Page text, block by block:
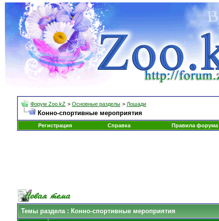
Форум Zoo.kZ > Основные разделы > Лошади
Конно-спортивные мероприятия
Регистрация Справка Правила форума
Темы раздела: Конно-спортивные мероприятия